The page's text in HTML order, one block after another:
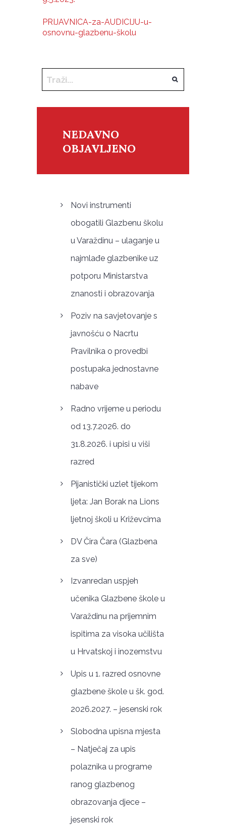
PRIJAVNICA-za-AUDICIJU-u-
osnovnu-glazbenu-školu
NEDAVNO
OBJAVLJENO
Novi instrumenti
obogatili Glazbenu školu
u Varaždinu – ulaganje u
najmlađe glazbenike uz
potporu Ministarstva
znanosti i obrazovanja
Poziv na savjetovanje s
javnošću o Nacrtu
Pravilnika o provedbi
postupaka jednostavne
nabave
Radno vrijeme u periodu
od 13.7.2026. do
31.8.2026. i upisi u viši
razred
Pijanistički uzlet tijekom
ljeta: Jan Borak na Lions
ljetnoj školi u Križevcima
DV Čira Čara (Glazbena
za sve)
Izvanredan uspjeh
učenika Glazbene škole u
Varaždinu na prijemnim
ispitima za visoka učilišta
u Hrvatskoj i inozemstvu
Upis u 1. razred osnovne
glazbene škole u šk. god.
2026.2027. – jesenski rok
Slobodna upisna mjesta
– Natječaj za upis
polaznika u programe
ranog glazbenog
obrazovanja djece –
jesenski rok